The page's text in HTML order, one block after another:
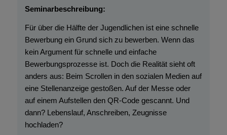
Für über die Hälfte der Jugendlichen ist eine schnelle
Bewerbung ein Grund sich zu bewerben. Wenn das
kein Argument für schnelle und einfache
Bewerbungsprozesse ist. Doch die Realität sieht oft
anders aus: Beim Scrollen in den sozialen Medien auf
eine Stellenanzeige gestoßen. Auf der Messe oder
auf einem Aufstellen den QR-Code gescannt. Und
dann? Lebenslauf, Anschreiben, Zeugnisse
hochladen?